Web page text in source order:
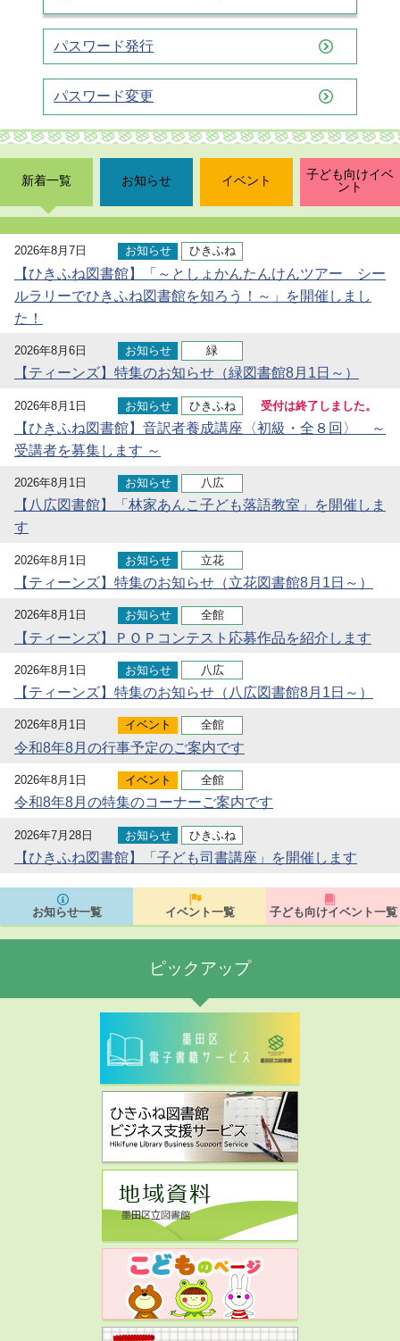
パスワード発行
パスワード変更
新着一覧 お知らせ イベント
子ども向けイベ
ント
2026年8月7日 お知らせ ひきふね
【ひきふね図書館】「～としょかんたんけんツアー シー
ルラリーでひきふね図書館を知ろう！～」を開催しまし
た！
2026年8月6日 お知らせ 緑
【ティーンズ】特集のお知らせ（緑図書館8月1日～）
2026年8月1日 お知らせ ひきふね 受付は終了しました。
【ひきふね図書館】音訳者養成講座〈初級・全８回〉 ～
受講者を募集します ～
2026年8月1日 お知らせ 八広
【八広図書館】「林家あんこ子ども落語教室」を開催しま
す
2026年8月1日 お知らせ 立花
【ティーンズ】特集のお知らせ（立花図書館8月1日～）
2026年8月1日 お知らせ 全館
【ティーンズ】ＰＯＰコンテスト応募作品を紹介します
2026年8月1日 お知らせ 八広
【ティーンズ】特集のお知らせ（八広図書館8月1日～）
2026年8月1日 イベント 全館
令和8年8月の行事予定のご案内です
2026年8月1日 イベント 全館
令和8年8月の特集のコーナーご案内です
2026年7月28日 お知らせ ひきふね
【ひきふね図書館】「子ども司書講座」を開催します
お知らせ一覧 イベント一覧 子ども向けイベント一覧
ピックアップ